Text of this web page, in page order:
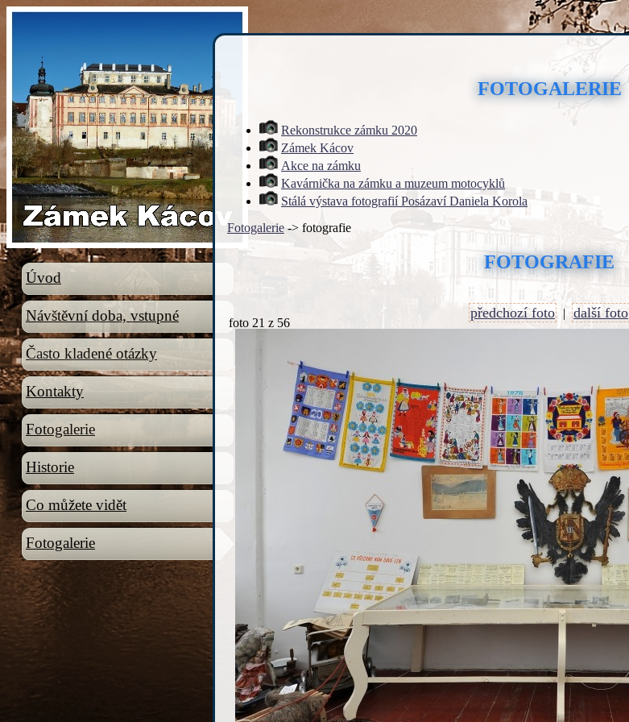
Úvod
Návštěvní doba, vstupné
Často kladené otázky
Kontakty
Fotogalerie
Historie
Co můžete vidět
Fotogalerie
FOTOGALERIE
Rekonstrukce zámku 2020
Zámek Kácov
Akce na zámku
Kavárnička na zámku a muzeum motocyklů
Stálá výstava fotografií Posázaví Daniela Korola
Fotogalerie -> fotografie
FOTOGRAFIE
foto 21 z 56
předchozí foto | další foto